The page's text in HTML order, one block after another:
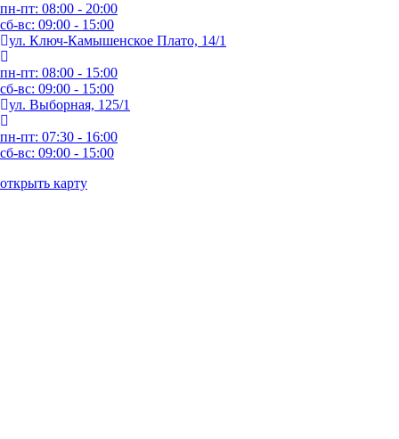
пн-пт: 08:00 - 20:00
сб-вс: 09:00 - 15:00
ул. Ключ-Камышенское Плато, 14/1
пн-пт: 08:00 - 15:00
сб-вс: 09:00 - 15:00
ул. Выборная, 125/1
пн-пт: 07:30 - 16:00
сб-вс: 09:00 - 15:00
открыть карту